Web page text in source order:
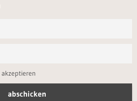
akzeptieren